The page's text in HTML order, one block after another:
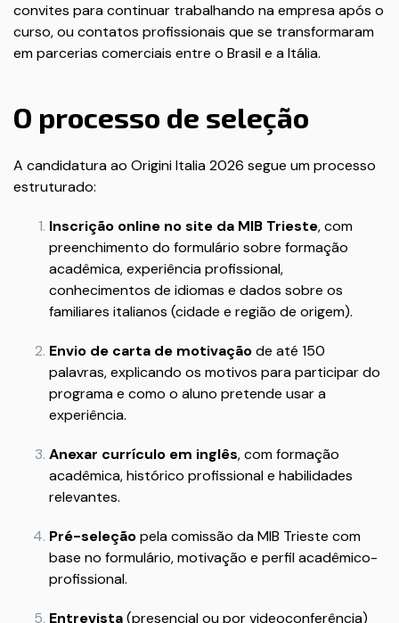
convites para continuar trabalhando na empresa após o
curso, ou contatos profissionais que se transformaram
em parcerias comerciais entre o Brasil e a Itália.
O processo de seleção
A candidatura ao Origini Italia 2026 segue um processo
estruturado:
Inscrição online no site da MIB Trieste, com
preenchimento do formulário sobre formação
acadêmica, experiência profissional,
conhecimentos de idiomas e dados sobre os
familiares italianos (cidade e região de origem).
Envio de carta de motivaçãode até 150
palavras, explicando os motivos para participar do
programa e como o aluno pretende usar a
experiência.
Anexar currículo em inglês, com formação
acadêmica, histórico profissional e habilidades
relevantes.
Pré-seleçãopela comissão da MIB Trieste com
base no formulário, motivação e perfil acadêmico-
profissional.
Entrevista(presencial ou por videoconferência)